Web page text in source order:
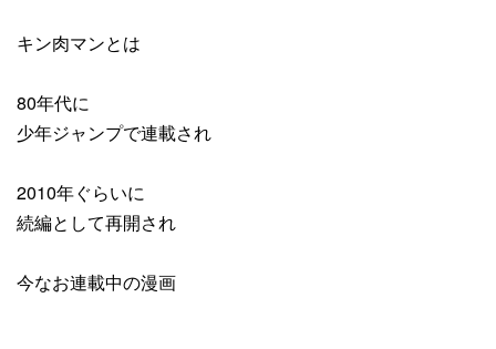
キン肉マンとは
80年代に
少年ジャンプで連載され
2010年ぐらいに
続編として再開され
今なお連載中の漫画